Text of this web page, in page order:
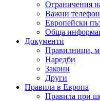
Ограничения
Важни
Европейски
Обща
Документи
Правилници,
Наредби
Закони
Други
Правила в Европа
Правила при